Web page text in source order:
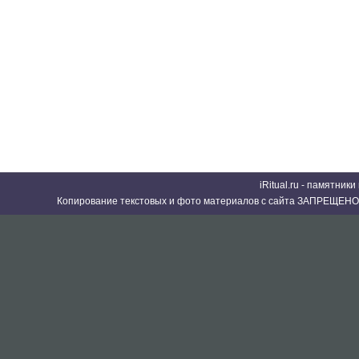
iRitual.ru -
Копирование текстовых и фото материалов с сайта